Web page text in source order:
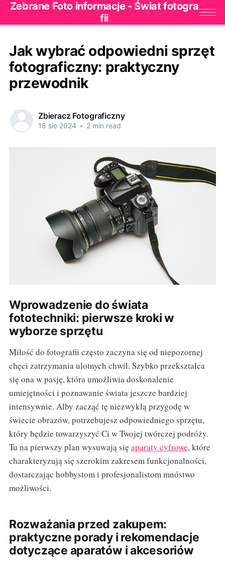
Zebrane Foto informacje - Świat fotogra
fii
Jak wybrać odpowiedni sprzęt
fotograficzny: praktyczny
przewodnik
Zbieracz Fotograficzny
18 sie 2024 • 2 min read
Wprowadzenie do świata
fototechniki: pierwsze kroki w
wyborze sprzętu
Miłość do fotografii często zaczyna się od niepozornej
chęci zatrzymania ulotnych chwil. Szybko przekształca
się ona w pasję, która umożliwia doskonalenie
umiejętności i poznawanie świata jeszcze bardziej
intensywnie. Alby zacząć tę niezwykłą przygodę w
świecie obrazów, potrzebujesz odpowiedniego sprzętu,
który będzie towarzyszyć Ci w Twojej twórczej podróży.
Tu na pierwszy plan wysuwają się aparaty cyfrowe, które
charakteryzują się szerokim zakresem funkcjonalności,
dostarczając hobbystom i profesjonalistom mnóstwo
możliwości.
Rozważania przed zakupem:
praktyczne porady i rekomendacje
dotyczące aparatów i akcesoriów